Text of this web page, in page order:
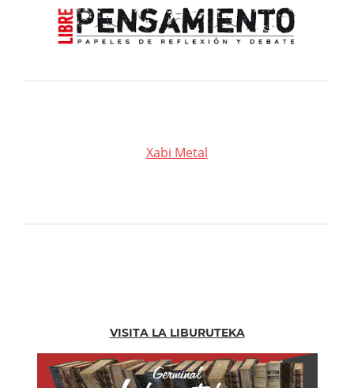
Xabi Metal
VISITA LA LIBURUTEKA